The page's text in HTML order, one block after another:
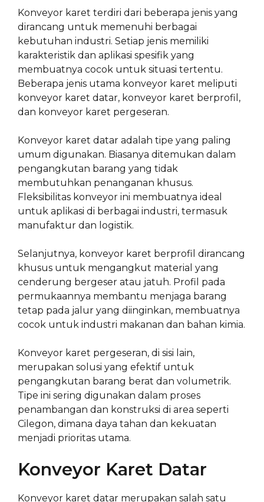
Konveyor karet terdiri dari beberapa jenis yang
dirancang untuk memenuhi berbagai
kebutuhan industri. Setiap jenis memiliki
karakteristik dan aplikasi spesifik yang
membuatnya cocok untuk situasi tertentu.
Beberapa jenis utama konveyor karet meliputi
konveyor karet datar, konveyor karet berprofil,
dan konveyor karet pergeseran.
Konveyor karet datar adalah tipe yang paling
umum digunakan. Biasanya ditemukan dalam
pengangkutan barang yang tidak
membutuhkan penanganan khusus.
Fleksibilitas konveyor ini membuatnya ideal
untuk aplikasi di berbagai industri, termasuk
manufaktur dan logistik.
Selanjutnya, konveyor karet berprofil dirancang
khusus untuk mengangkut material yang
cenderung bergeser atau jatuh. Profil pada
permukaannya membantu menjaga barang
tetap pada jalur yang diinginkan, membuatnya
cocok untuk industri makanan dan bahan kimia.
Konveyor karet pergeseran, di sisi lain,
merupakan solusi yang efektif untuk
pengangkutan barang berat dan volumetrik.
Tipe ini sering digunakan dalam proses
penambangan dan konstruksi di area seperti
Cilegon, dimana daya tahan dan kekuatan
menjadi prioritas utama.
Konveyor Karet Datar
Konveyor karet datar merupakan salah satu